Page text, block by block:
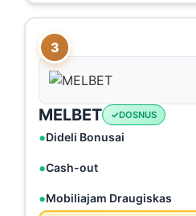
3
MELBET DOSNUS
Dideli Bonusai
Cash-out
Mobiliajam Draugiskas